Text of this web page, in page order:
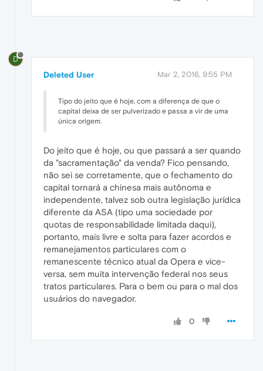
D
Deleted User Mar 2, 2016, 9:55 PM
Tipo do jeito que é hoje, com a diferença de que o
capital deixa de ser pulverizado e passa a vir de uma
única origem.
Do jeito que é hoje, ou que passará a ser quando
da "sacramentação" da venda? Fico pensando,
não sei se corretamente, que o fechamento do
capital tornará a chinesa mais autônoma e
independente, talvez sob outra legislação jurídica
diferente da ASA (tipo uma sociedade por
quotas de responsabilidade limitada daqui),
portanto, mais livre e solta para fazer acordos e
remanejamentos particulares com o
remanescente técnico atual da Opera e vice-
versa, sem muita intervenção federal nos seus
tratos particulares. Para o bem ou para o mal dos
usuários do navegador.
0